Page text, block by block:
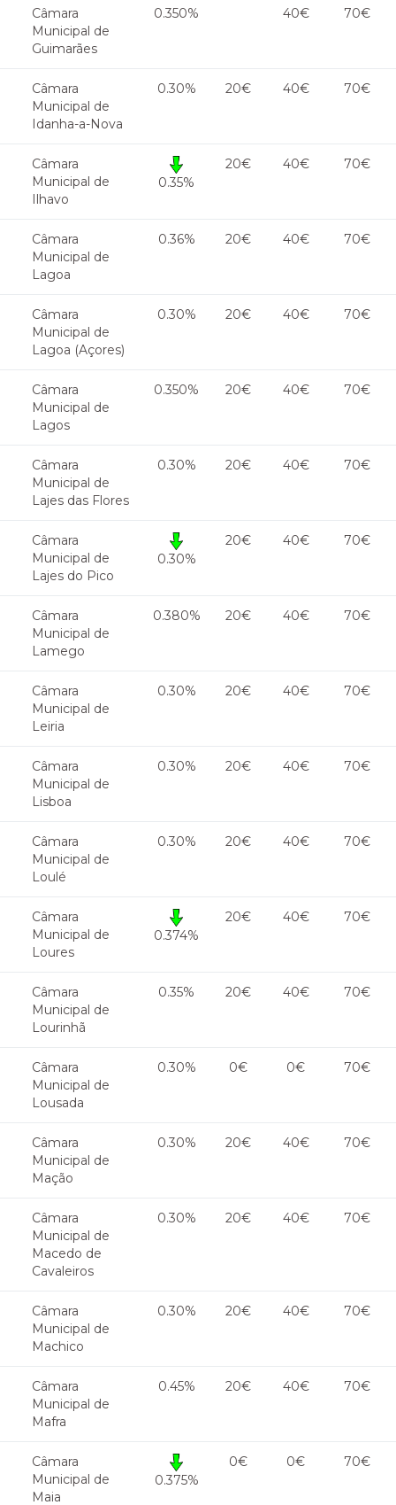
Câmara
Municipal de
Guimarães
0.350% 40€ 70€
Câmara
Municipal de
Idanha-a-Nova
0.30% 20€ 40€ 70€
Câmara
Municipal de
Ilhavo
0.35%
20€ 40€ 70€
Câmara
Municipal de
Lagoa
0.36% 20€ 40€ 70€
Câmara
Municipal de
Lagoa (Açores)
0.30% 20€ 40€ 70€
Câmara
Municipal de
Lagos
0.350% 20€ 40€ 70€
Câmara
Municipal de
Lajes das Flores
0.30% 20€ 40€ 70€
Câmara
Municipal de
Lajes do Pico
0.30%
20€ 40€ 70€
Câmara
Municipal de
Lamego
0.380% 20€ 40€ 70€
Câmara
Municipal de
Leiria
0.30% 20€ 40€ 70€
Câmara
Municipal de
Lisboa
0.30% 20€ 40€ 70€
Câmara
Municipal de
Loulé
0.30% 20€ 40€ 70€
Câmara
Municipal de
Loures
0.374%
20€ 40€ 70€
Câmara
Municipal de
Lourinhã
0.35% 20€ 40€ 70€
Câmara
Municipal de
Lousada
0.30% 0€ 0€ 70€
Câmara
Municipal de
Mação
0.30% 20€ 40€ 70€
Câmara
Municipal de
Macedo de
Cavaleiros
0.30% 20€ 40€ 70€
Câmara
Municipal de
Machico
0.30% 20€ 40€ 70€
Câmara
Municipal de
Mafra
0.45% 20€ 40€ 70€
Câmara
Municipal de
Maia
0.375%
0€ 0€ 70€